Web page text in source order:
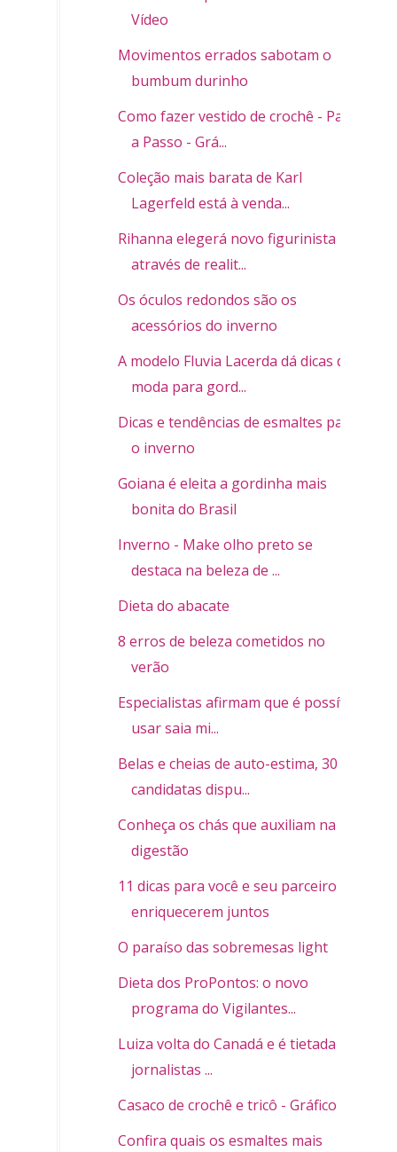
Vídeo
Movimentos errados sabotam o
bumbum durinho
Como fazer vestido de crochê - Passo
a Passo - Grá...
Coleção mais barata de Karl
Lagerfeld está à venda...
Rihanna elegerá novo figurinista
através de realit...
Os óculos redondos são os
acessórios do inverno
A modelo Fluvia Lacerda dá dicas de
moda para gord...
Dicas e tendências de esmaltes para
o inverno
Goiana é eleita a gordinha mais
bonita do Brasil
Inverno - Make olho preto se
destaca na beleza de ...
Dieta do abacate
8 erros de beleza cometidos no
verão
Especialistas afirmam que é possível
usar saia mi...
Belas e cheias de auto-estima, 30
candidatas dispu...
Conheça os chás que auxiliam na
digestão
11 dicas para você e seu parceiro
enriquecerem juntos
O paraíso das sobremesas light
Dieta dos ProPontos: o novo
programa do Vigilantes...
Luiza volta do Canadá e é tietada por
jornalistas ...
Casaco de crochê e tricô - Gráfico
Confira quais os esmaltes mais